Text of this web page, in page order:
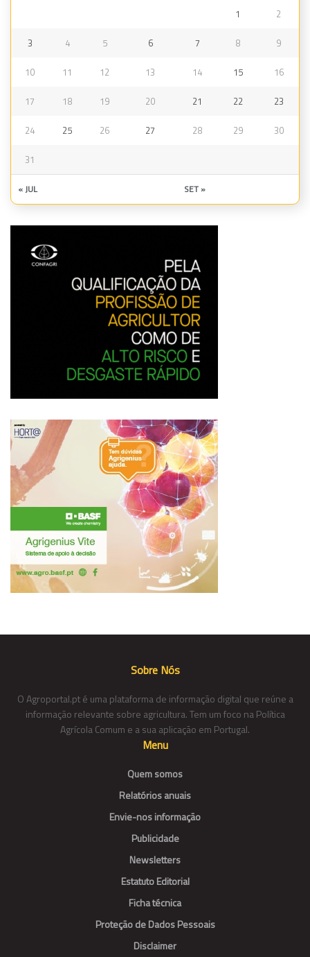
1 2
3 4 5 6 7 8 9
10 11 12 13 14 15 16
17 18 19 20 21 22 23
24 25 26 27 28 29 30
31
« JUL SET »
Sobre Nós
O Agroportal.pt é uma plataforma de informação digital que reúne a
informação relevante sobre agricultura. Tem um foco na Política
Agrícola Comum e a sua aplicação em Portugal.
Menu
Quem somos
Relatórios anuais
Envie-nos informação
Publicidade
Newsletters
Estatuto Editorial
Ficha técnica
Proteção de Dados Pessoais
Disclaimer